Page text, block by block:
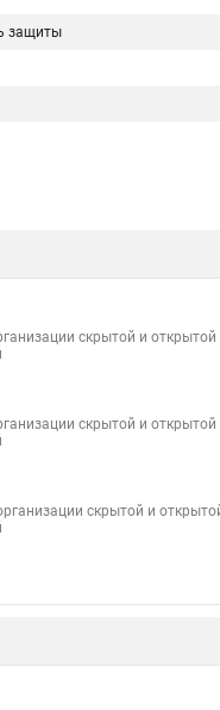
защиты
скрытой и
скрытой и
скрытой и